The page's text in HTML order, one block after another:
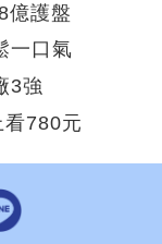
億護盤
一口氣
3強
780元